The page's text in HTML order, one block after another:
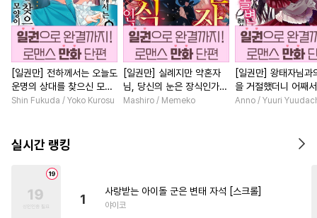
[일권만] 전하께서는 오늘도
운명의 상대를 찾으신 모양
이네요 (웃음) [단행본]
Shin Fukuda / Yoko Kurosu
[일권만] 실례지만 약혼자
님, 당신의 눈은 장식인가
요? [단행본]
Mashiro / Memeko
[일권만] 왕태자님과
을 거절했더니 어째
얀데레로 돌변했습
Anno / Yuuri
실시간 랭킹
1
사랑받는 아이돌 군은 변태 자석 [스크롤]
야이코